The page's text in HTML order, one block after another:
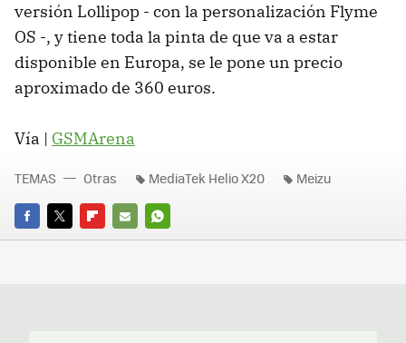
versión Lollipop - con la personalización Flyme
OS -, y tiene toda la pinta de que va a estar
disponible en Europa, se le pone un precio
aproximado de 360 euros.
Vía | GSMArena
FACEBOOK
TWITTERFLIPBOARD
E-
WHATSAPP
TEMAS Otras MediaTek Helio X20 Meizu